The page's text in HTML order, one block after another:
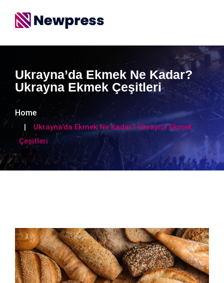
Ukrayna’da Ekmek Ne Kadar?
Ukrayna Ekmek Çeşitleri
Home
Ukrayna’da Ekmek Ne Kadar? Ukrayna Ekmek
Çeşitleri